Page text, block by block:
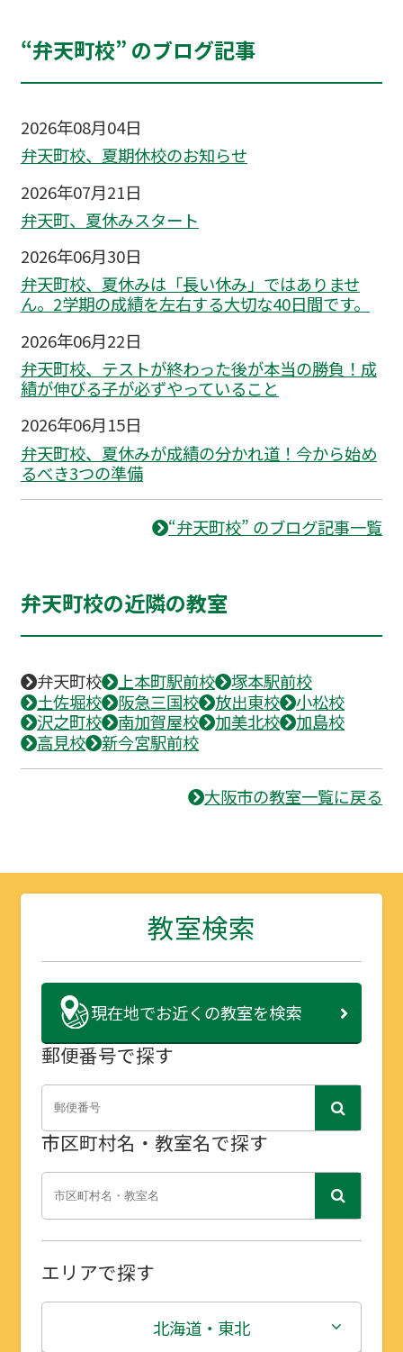
“弁天町校” のブログ記事
2026年08月04日
弁天町校、夏期休校のお知らせ
2026年07月21日
弁天町、夏休みスタート
2026年06月30日
弁天町校、夏休みは「長い休み」ではありませ
ん。2学期の成績を左右する大切な40日間です。
2026年06月22日
弁天町校、テストが終わった後が本当の勝負！成
績が伸びる子が必ずやっていること
2026年06月15日
弁天町校、夏休みが成績の分かれ道！今から始め
るべき3つの準備
“弁天町校” のブログ記事一覧
弁天町校の近隣の教室
弁天町校 上本町駅前校
塚本駅前校
土佐堀校
阪急三国校 放出東校
小松校
沢之町校
南加賀屋校 加美北校
加島校
高見校
新今宮駅前校
大阪市の教室一覧に戻る
教室検索
現在地でお近くの教室を検索
郵便番号で探す
市区町村名・教室名で探す
エリアで探す
北海道・東北